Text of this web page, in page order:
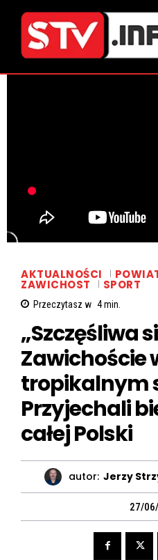
AKTUALNOŚCI
ZAWICHOST SPORT
Przeczytasz w 4min.
„Szczęśliwa
Zawichoście
tropikalnym
Przyjechali
całej Polski
autor: Jerzy
27/